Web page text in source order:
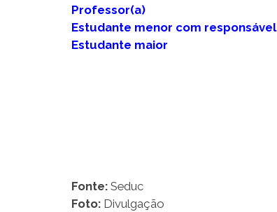
Professor(a)
Estudante menor com responsável
Estudante maior
Fonte: Seduc
Foto: Divulgação